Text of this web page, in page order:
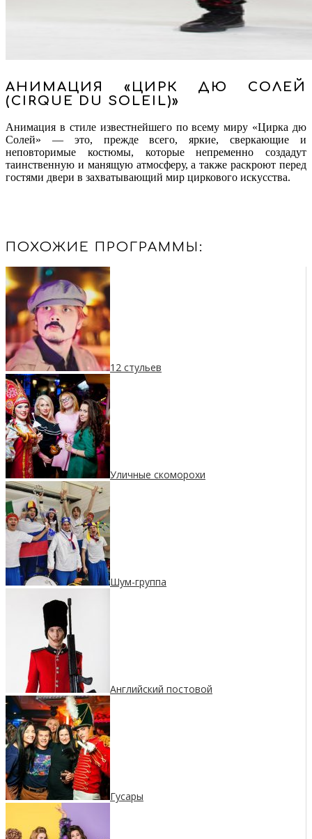
АНИМАЦИЯ «ЦИРК ДЮ СОЛЕЙ
(CIRQUE DU SOLEIL)»
Анимация в стиле известнейшего по всему миру «Цирка дю
Солей» — это, прежде всего, яркие, сверкающие и
неповторимые костюмы, которые непременно создадут
таинственную и манящую атмосферу, а также раскроют перед
гостями двери в захватывающий мир циркового искусства.
ПОХОЖИЕ ПРОГРАММЫ:
12 стульев
Уличные скоморохи
Шум-группа
Английский постовой
Гусары